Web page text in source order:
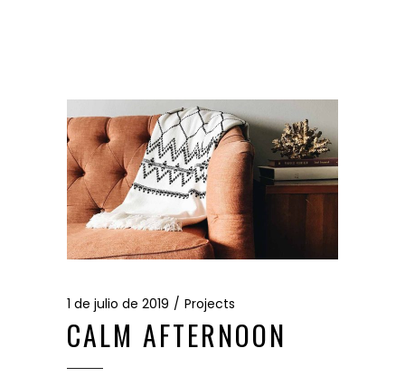
1 de julio de 2019 Projects
CALM AFTERNOON